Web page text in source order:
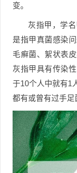
变。
灰指甲，学
是指甲真菌感染
毛癣菌、絮状表
灰指甲具有传染
于10个人中就有1
都有或曾有过手足